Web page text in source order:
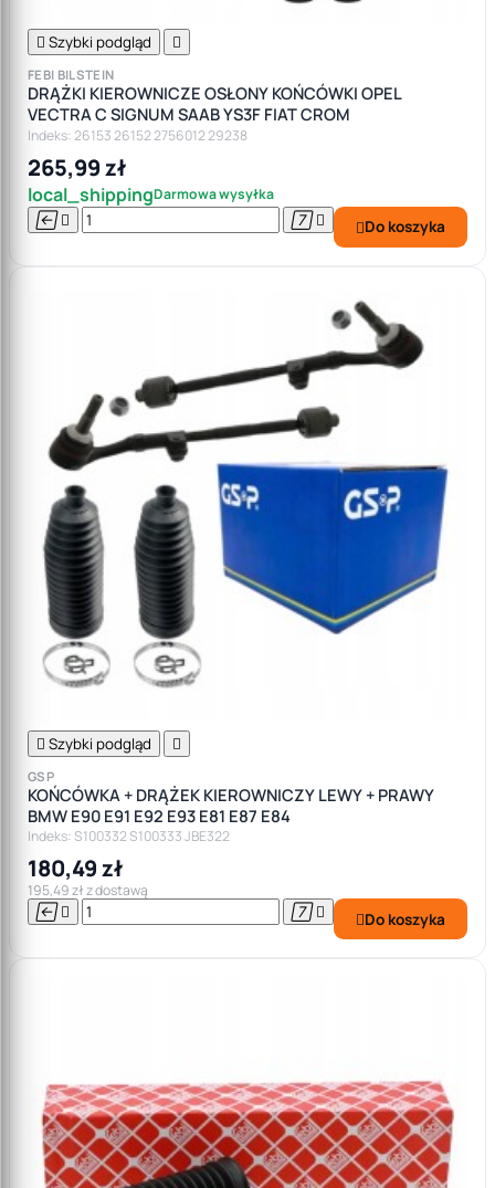
 Szybki podgląd 
FEBI BILSTEIN
DRĄŻKI KIEROWNICZE OSŁONY KOŃCÓWKI OPEL
VECTRA C SIGNUM SAAB YS3F FIAT CROM
Indeks: 26153 26152 2756012 29238
265,99 zł
local_shippingDarmowa wysyłka
    Do koszyka
 Szybki podgląd 
GSP
KOŃCÓWKA + DRĄŻEK KIEROWNICZY LEWY + PRAWY
BMW E90 E91 E92 E93 E81 E87 E84
Indeks: S100332 S100333 JBE322
180,49 zł
195,49 zł z dostawą
    Do koszyka